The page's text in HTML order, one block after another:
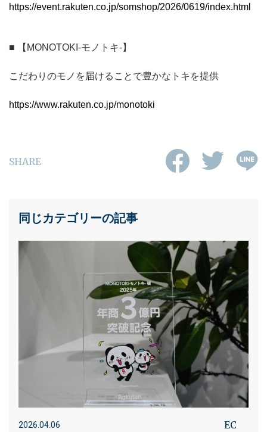
https://event.rakuten.co.jp/somshop/2026/0619/index.html
■ 【MONOTOKI-モノトキ-】
こだわりのモノを届けることで豊かなトキを提供
https://www.rakuten.co.jp/monotoki
SHARE
同じカテゴリーの記事
2026.04.06 EC